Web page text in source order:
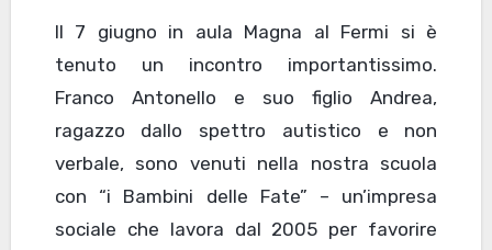
Il 7 giugno in aula Magna al Fermi si è
tenuto un incontro importantissimo.
Franco Antonello e suo figlio Andrea,
ragazzo dallo spettro autistico e non
verbale, sono venuti nella nostra scuola
con “i Bambini delle Fate” – un’impresa
sociale che lavora dal 2005 per favorire